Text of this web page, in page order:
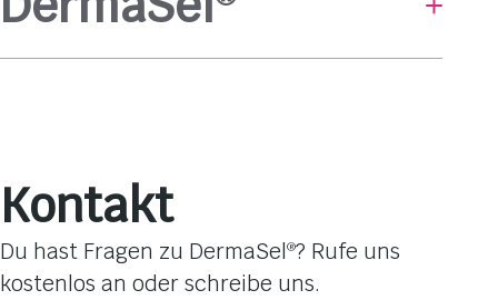
Pflege-Linien
Hautbedürfnisse
Dufterlebnisse
Totes Meer Salz
Kontakt
Du hast Fragen zu DermaSel®? Rufe uns
kostenlos an oder schreibe uns.